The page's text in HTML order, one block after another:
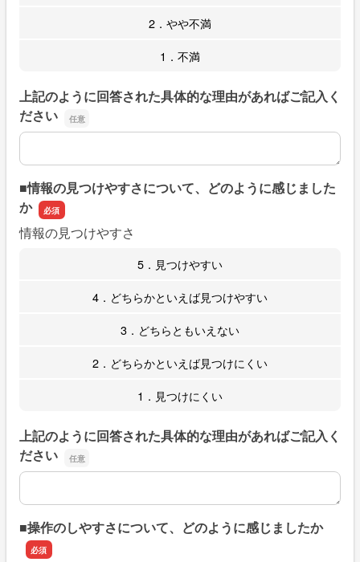
2．やや不満
1．不満
上記のように回答された具体的な理由があればご記入く
ださい
上記のように回答された具体的な理由があればご記入くだ
■情報の見つけやすさについて、どのように感じました
か
情報の見つけやすさ
5．見つけやすい
4．どちらかといえば見つけやすい
3．どちらともいえない
2．どちらかといえば見つけにくい
1．見つけにくい
上記のように回答された具体的な理由があればご記入く
ださい
上記のように回答された具体的な理由があればご記入くだ
■操作のしやすさについて、どのように感じましたか